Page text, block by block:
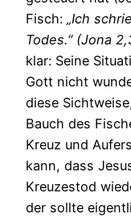
Fisch: „Ich
Todes.“ (Jona
klar: Seine
Gott nicht
diese
Bauch des
Kreuz und
kann, dass
Kreuzestod
der sollte